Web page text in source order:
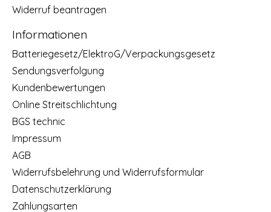
Widerruf beantragen
Informationen
Batteriegesetz/ElektroG/Verpackungsgesetz
Sendungsverfolgung
Kundenbewertungen
Online Streitschlichtung
BGS technic
Impressum
AGB
Widerrufsbelehrung und Widerrufsformular
Datenschutzerklärung
Zahlungsarten